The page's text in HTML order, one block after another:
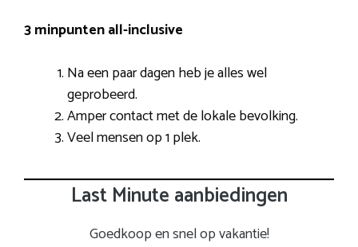
3 minpunten all-inclusive
Na een paar dagen heb je alles wel
geprobeerd.
Amper contact met de lokale bevolking.
Veel mensen op 1 plek.
Last Minute aanbiedingen
Goedkoop en snel op vakantie!